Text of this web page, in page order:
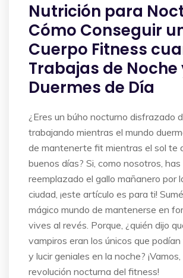
Nutrición para
Cómo Conseguir
Cuerpo Fitness
Trabajas de Noche
Duermes de Día
¿Eres un búho nocturno disfrazado
trabajando mientras el mundo
de mantenerte fit mientras el sol te
buenos días? Si, como nosotros, has
reemplazado el gallo mañanero por
ciudad, ¡este artículo es para ti!
mágico mundo de mantenerse en
vives al revés. Porque, ¿quién dijo
vampiros eran los únicos que
y lucir geniales en la noche?
revolución nocturna del fitness!